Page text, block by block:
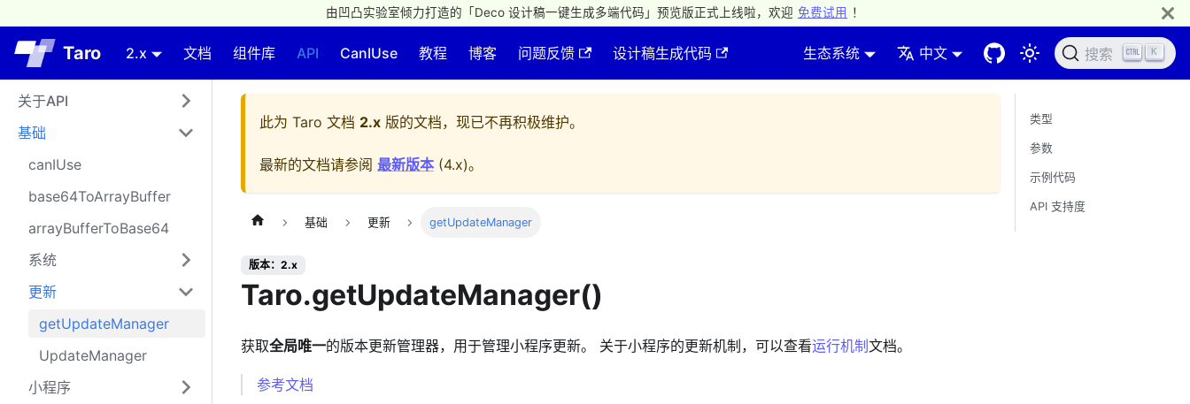
由凹凸实验室倾力打造的「Deco 设计稿一键生成多端代码」预览版正式上线啦，欢迎 免费试用 ！
Taro 2.x 文档 组件库 API CanIUse 教程 博客 问题反馈 设计稿生成代码 生态系统 中文 搜索 K
关于API
基础
canIUse
base64ToArrayBuffer
arrayBufferToBase64
系统
更新
getUpdateManager
UpdateManager
小程序
此为 Taro 文档 2.x 版的文档，现已不再积极维护。
最新的文档请参阅 最新版本 (4.x)。
基础 更新 getUpdateManager
版本：2.x
Taro.getUpdateManager()
获取全局唯一的版本更新管理器，用于管理小程序更新。 关于小程序的更新机制，可以查看运行机制 文档。
参考文档
类型
参数
示例代码
API 支持度